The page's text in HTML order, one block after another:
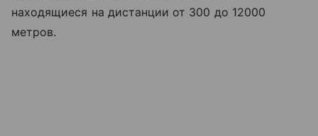
находящиеся на дистанции от 300 до 12000
метров.